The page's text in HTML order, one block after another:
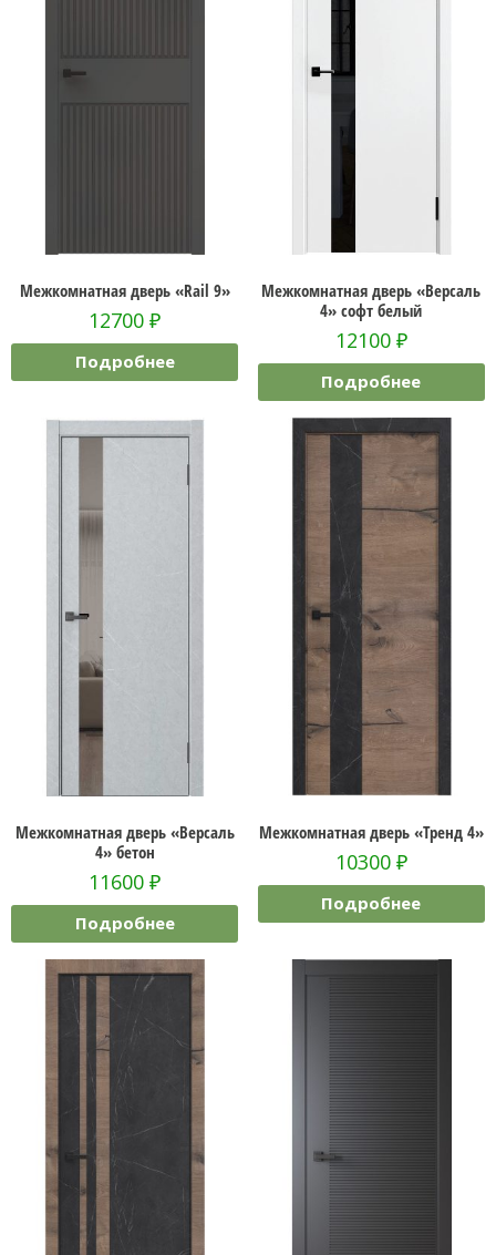
Межкомнатная дверь «Rail 9»
12700₽
Подробнее
Межкомнатная дверь «Версаль
4» софт белый
12100 ₽
Подробнее
Межкомнатная дверь «Версаль
4» бетон
11600₽
Подробнее
Межкомнатная дверь «Тренд 4»
10300 ₽
Подробнее